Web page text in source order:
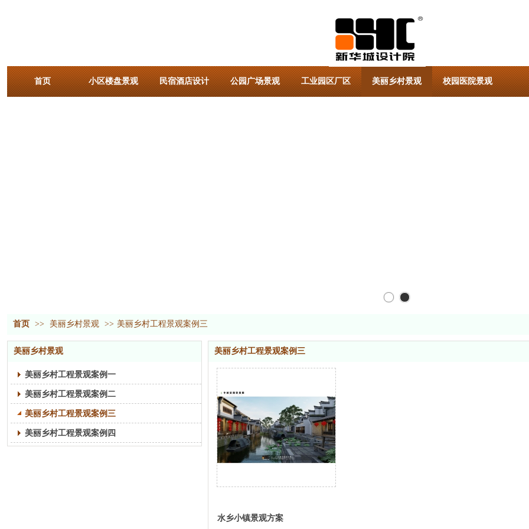
首页 小区楼盘景观 民宿酒店设计 公园广场景观 工业园区厂区 美丽乡村景观 校园医院景观
首页 >> 美丽乡村景观 >> 美丽乡村工程景观案例三
美丽乡村景观
美丽乡村工程景观案例一
美丽乡村工程景观案例二
美丽乡村工程景观案例三
美丽乡村工程景观案例四
美丽乡村工程景观案例三
水乡小镇景观方案